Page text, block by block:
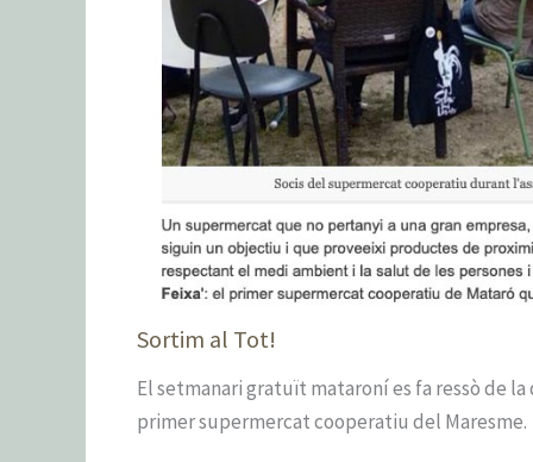
Sortim al Tot!
El setmanari gratuït mataroní es fa ressò de
primer supermercat cooperatiu del Maresme.